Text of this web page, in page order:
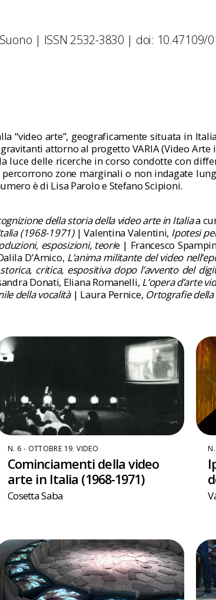
| ISSN 2532-3830 | doi: 10.47109/
“video arte”, geograficamente situata in
attorno al progetto VARIA (Video
luce delle ricerche in corso condotte con
zone marginali o non indagate
è di Lisa Parolo e Stefano Scipioni.
della storia della video arte in Italiaa
(1968-1971)| Valentina Valentini, Ipotesi
esposizioni, teorie | Francesco
D’Amico, L’anima militante del video
critica, espositiva dopo l’avvento del
Donati, Eliana Romanelli, L’opera d’arte
della vocalità| Laura Pernice, Ortografie
N. 6 - OTTOBRE 19,VIDEO
Cominciamenti della video
arte in Italia (1968-1971)
Cosetta Saba